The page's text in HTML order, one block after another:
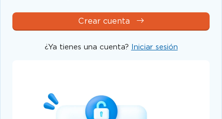
Crear cuenta
¿Ya tienes una cuenta? Iniciar sesión